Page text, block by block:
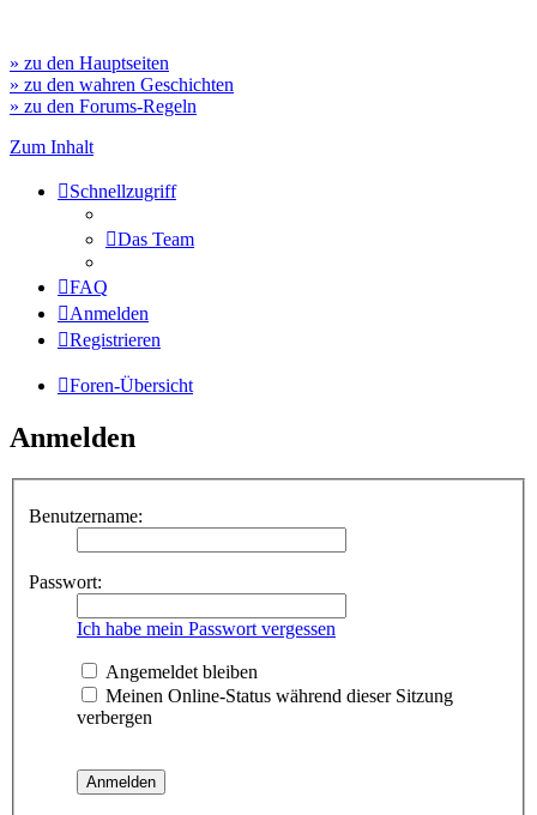
» zu den Hauptseiten
» zu den wahren Geschichten
» zu den Forums-Regeln
Zum Inhalt
Schnellzugriff
Das Team
FAQ
Anmelden
Registrieren
Foren-Übersicht
Anmelden
Benutzername:
Passwort:
Ich habe mein Passwort vergessen
Angemeldet bleiben
Meinen Online-Status während dieser Sitzung
verbergen